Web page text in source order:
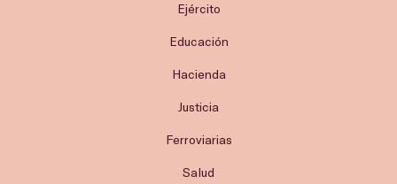
Ejército
Educación
Hacienda
Justicia
Ferroviarias
Salud